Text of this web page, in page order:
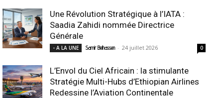
Une Révolution Stratégique à l’IATA :
Saadia Zahidi nommée Directrice
Générale
- A LA UNE Samir Belhassen - 24 juillet 2026 0
L’Envol du Ciel Africain : la stimulante
Stratégie Multi-Hubs d’Ethiopian Airlines
Redessine l’Aviation Continentale